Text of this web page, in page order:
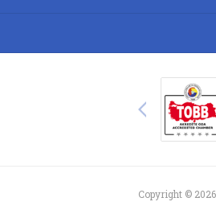
Copyright ©